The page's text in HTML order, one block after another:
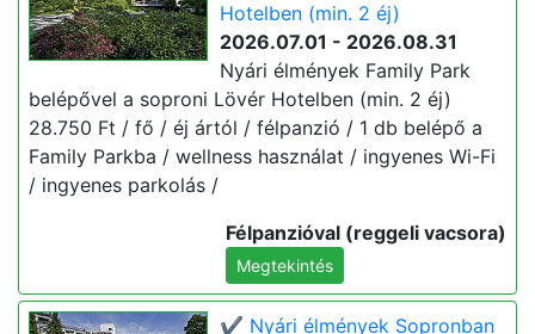
Hotelben (min. 2 éj)
2026.07.01 - 2026.08.31
Nyári élmények Family Park
belépővel a soproni Lövér Hotelben (min. 2 éj)
28.750 Ft / fő / éj ártól / félpanzió / 1 db belépő a
Family Parkba / wellness használat / ingyenes Wi-Fi
/ ingyenes parkolás /
Félpanzióval (reggeli vacsora)
Megtekintés
✔️ Nyári élmények Sopronban